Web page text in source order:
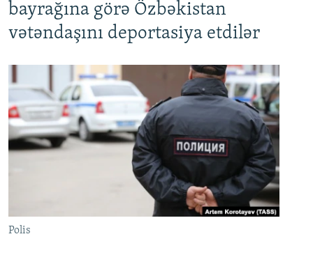
bayrağına görə Özbəkistan
vətəndaşını deportasiya etdilər
Polis